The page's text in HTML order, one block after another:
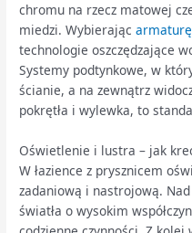
chromu na rzecz matowej
miedzi. Wybierając
technologie oszczędzające
Systemy podtynkowe, w
ścianie, a na zewnątrz
pokrętła i wylewka, to
Oświetlenie i lustra – jak
W łazience z prysznicem
zadaniową i nastrojową.
światła o wysokim